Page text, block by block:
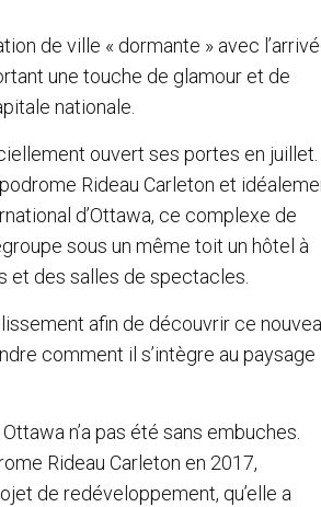
de ville « dormante » avec
une touche de glamour et de
nationale.
ouvert ses portes en juillet.
Rideau Carleton et
d’Ottawa, ce complexe de
sous un même toit un hôtel à
et des salles de spectacles.
afin de découvrir ce
comment il s’intègre au paysage
n’a pas été sans embuches.
Rideau Carleton en 2017,
de redéveloppement, qu’elle a